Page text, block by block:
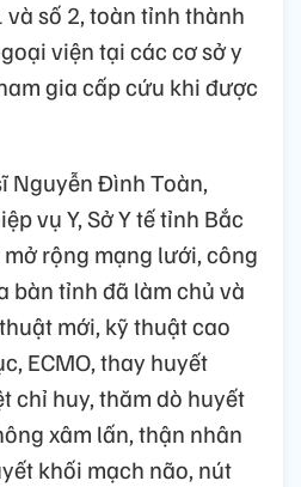
số 2, toàn tỉnh thành
viện tại các cơ sở y
gia cấp cứu khi được
Nguyễn Đình Toàn,
vụ Y, Sở Y tế tỉnh Bắc
rộng mạng lưới, công
bàn tỉnh đã làm chủ và
mới, kỹ thuật cao
ECMO, thay huyết
chỉ huy, thăm dò huyết
xâm lấn, thận nhân
khối mạch não, nút